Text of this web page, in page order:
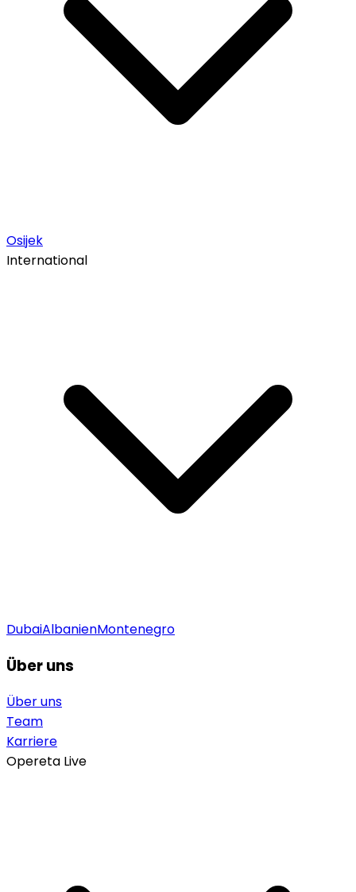
Osijek
International
DubaiAlbanienMontenegro
Über uns
Über uns
Team
Karriere
Opereta Live